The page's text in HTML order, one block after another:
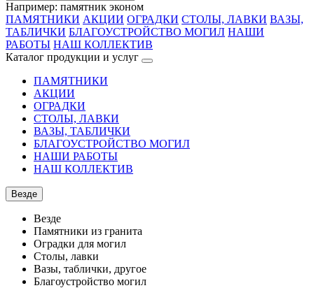
Например: памятник эконом
ПАМЯТНИКИ АКЦИИ ОГРАДКИ СТОЛЫ, ЛАВКИ ВАЗЫ,
ТАБЛИЧКИ БЛАГОУСТРОЙСТВО МОГИЛ НАШИ
РАБОТЫ НАШ КОЛЛЕКТИВ
Каталог продукции и услуг
ПАМЯТНИКИ
АКЦИИ
ОГРАДКИ
СТОЛЫ, ЛАВКИ
ВАЗЫ, ТАБЛИЧКИ
БЛАГОУСТРОЙСТВО МОГИЛ
НАШИ РАБОТЫ
НАШ КОЛЛЕКТИВ
Везде
Везде
Памятники из гранита
Оградки для могил
Столы, лавки
Вазы, таблички, другое
Благоустройство могил